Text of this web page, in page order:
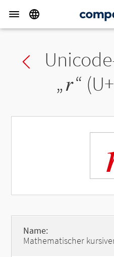
Previous char
„𝑟“
Name:
Mathematischer